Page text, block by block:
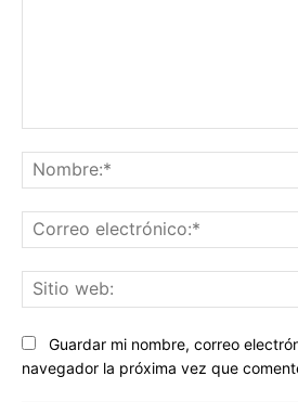
Guardar mi nombre, correo
navegador la próxima vez que